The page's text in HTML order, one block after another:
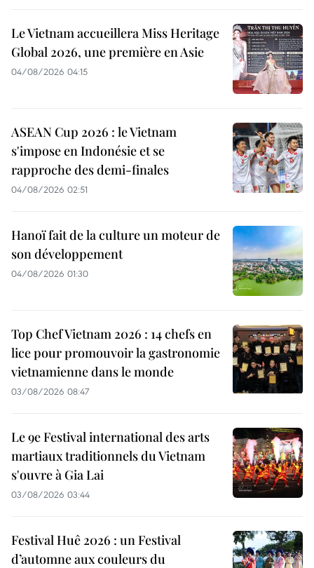
Le Vietnam accueillera Miss Heritage
Global 2026, une première en Asie
04/08/2026 04:15
ASEAN Cup 2026 : le Vietnam
s'impose en Indonésie et se
rapproche des demi-finales
04/08/2026 02:51
Hanoï fait de la culture un moteur de
son développement
04/08/2026 01:30
Top Chef Vietnam 2026 : 14 chefs en
lice pour promouvoir la gastronomie
vietnamienne dans le monde
03/08/2026 08:47
Le 9e Festival international des arts
martiaux traditionnels du Vietnam
s'ouvre à Gia Lai
03/08/2026 03:44
Festival Huê 2026 : un Festival
d’automne aux couleurs du